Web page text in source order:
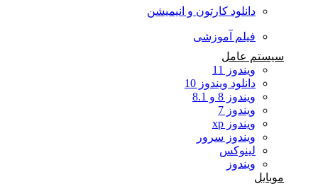
دانلود کارتون و انیمیشن
فیلم آموزشی
سیستم عامل
ویندوز 11
دانلود ویندوز 10
ویندوز 8 و 8.1
ویندوز 7
ویندوز xp
ویندوز سرور
لینوکس
ویندوز
موبایل